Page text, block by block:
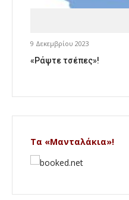
9 Δεκεμβρίου 2023
«Ράψτε τσέπες»!
Τα «Μανταλάκια»!